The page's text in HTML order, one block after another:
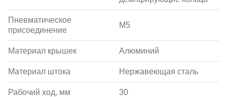
Пневматическое
присоединение
M5
Материал крышек Алюминий
Материал штока Нержавеющая сталь
Рабочий ход, мм 30